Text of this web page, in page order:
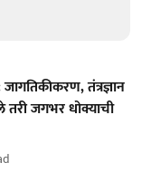
तंत्रज्ञान
जगभर धोक्याची